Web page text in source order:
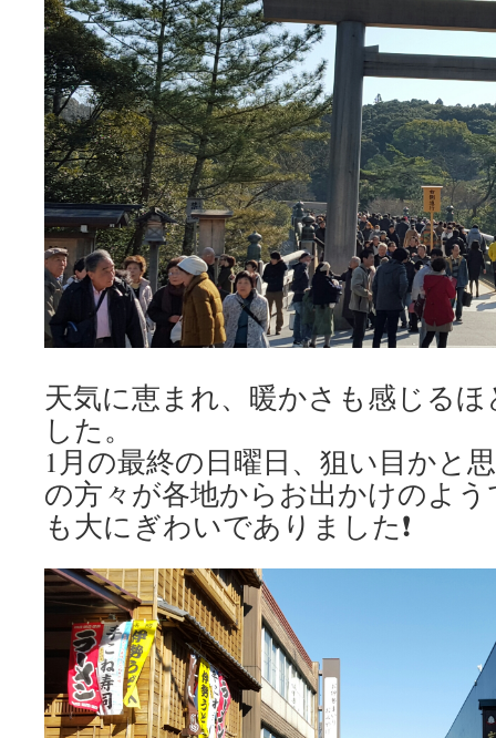
天気に恵まれ、暖かさも感じる
した。
1月の最終の日曜日、狙い目かと
の方々が各地からお出かけのよ
も大にぎわいでありました❗